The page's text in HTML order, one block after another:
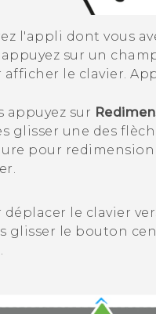
l'appli dont vous
sur un
afficher le clavier.
appuyez sur
glisser une des
pour
déplacer le clavier
glisser le bouton